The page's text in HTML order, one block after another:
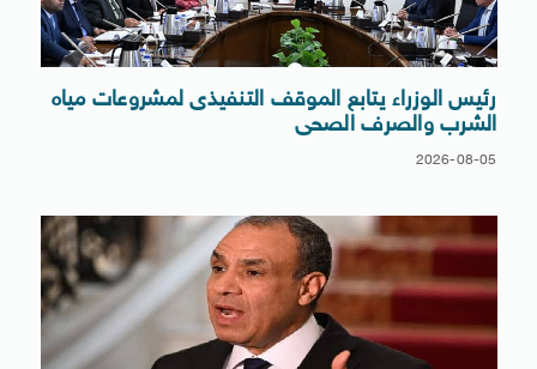
رئيس الوزراء يتابع الموقف التنفيذى لمشروعات مياه
الشرب والصرف الصحى
2026-08-05